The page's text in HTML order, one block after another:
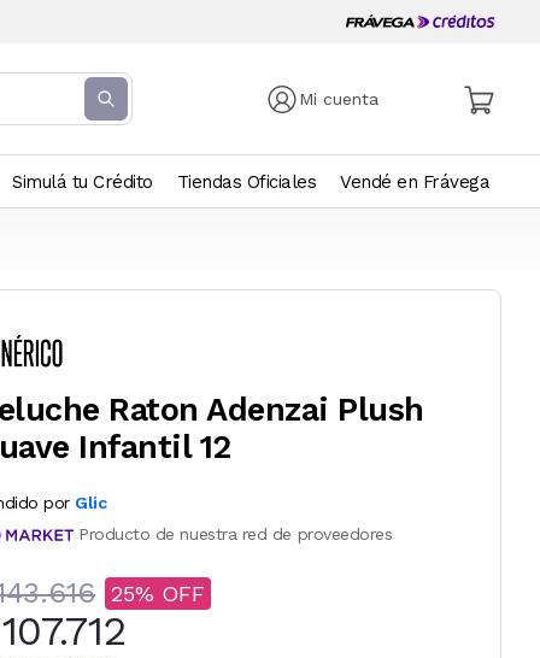
Mi cuenta
Simulá tu Crédito Tiendas Oficiales Vendé en Frávega
Raton Adenzai Plush
Infantil 12
por Glic
Producto de nuestra red de proveedores
25